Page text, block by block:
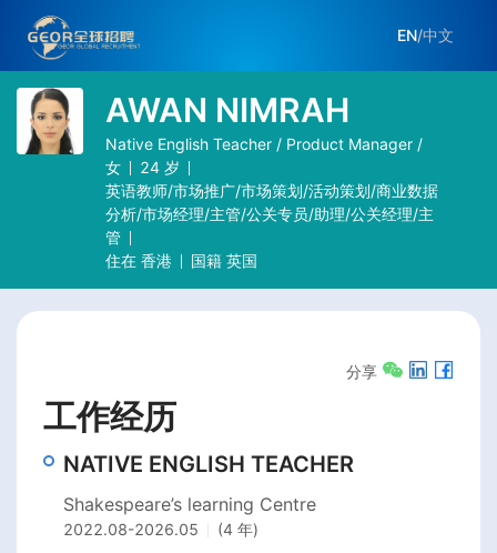
EN/中文
AWAN NIMRAH
Native English Teacher / Product Manager /
女
24 岁
英语教师/市场推广/市场策划/活动策划/商业数据
分析/市场经理/主管/公关专员/助理/公关经理/主
管
住在 香港 国籍 英国
分享
工作经历
NATIVE ENGLISH TEACHER
Shakespeare’s learning Centre
2022.08-2026.05
(4 年)